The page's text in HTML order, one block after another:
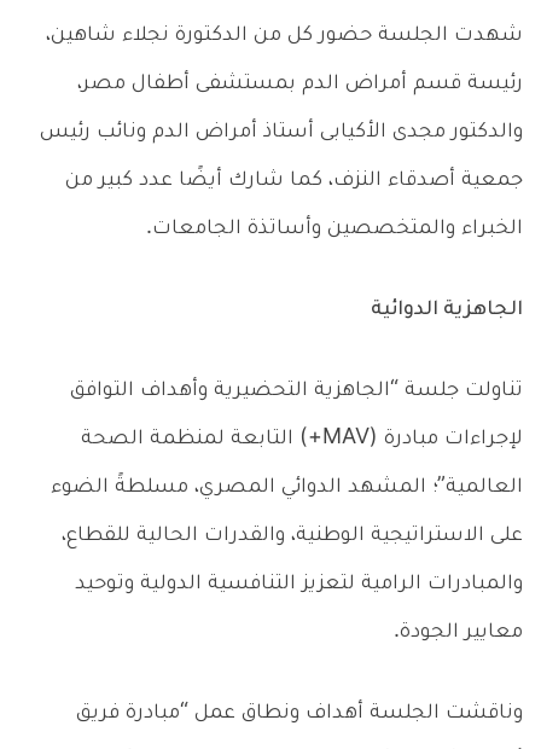
شهدت الجلسة حضور كل من الدكتورة نجلاء شاهين،
رئيسة قسم أمراض الدم بمستشفى أطفال مصر،
والدكتور مجدى الأكيابى أستاذ أمراض الدم ونائب رئيس
جمعية أصدقاء النزف، كما شارك أيضًا عدد كبير من
الخبراء والمتخصصين وأساتذة الجامعات.
الجاهزية الدوائية
تناولت جلسة “الجاهزية التحضيرية وأهداف التوافق
لإجراءات مبادرة (MAV+) التابعة لمنظمة الصحة
العالمية”؛ المشهد الدوائي المصري، مسلطةً الضوء
على الاستراتيجية الوطنية، والقدرات الحالية للقطاع،
والمبادرات الرامية لتعزيز التنافسية الدولية وتوحيد
معايير الجودة.
وناقشت الجلسة أهداف ونطاق عمل “مبادرة فريق